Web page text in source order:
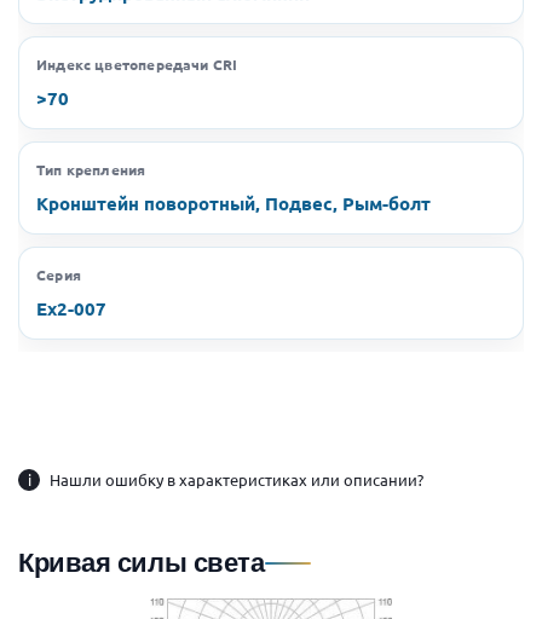
Индекс цветопередачи CRI
>70
Тип крепления
Кронштейн поворотный, Подвес, Рым-болт
Серия
Ex2-007
i Нашли ошибку в характеристиках или описании?
Кривая силы света